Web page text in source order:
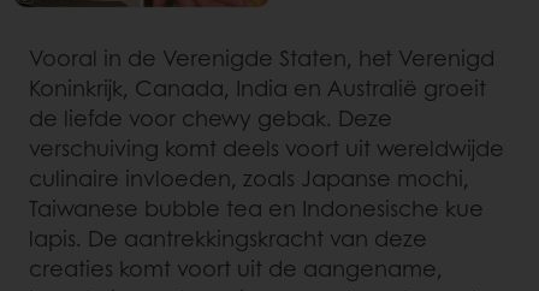
Vooral in de Verenigde Staten, het Verenigd
Koninkrijk, Canada, India en Australië groeit
de liefde voor chewy gebak. Deze
verschuiving komt deels voort uit wereldwijde
culinaire invloeden, zoals Japanse mochi,
Taiwanese bubble tea en Indonesische kue
lapis. De aantrekkingskracht van deze
creaties komt voort uit de aangename,